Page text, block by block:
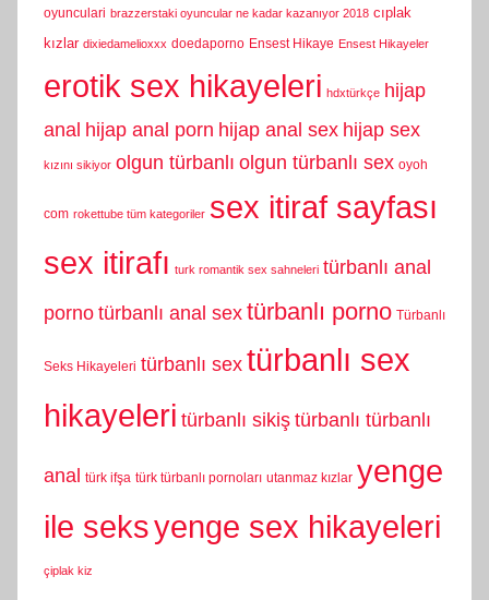
oyunculari brazzerstaki oyuncular ne kadar kazanıyor 2018 cıplak
kızlar dixiedamelioxxx doedaporno Ensest Hikaye Ensest Hikayeler
erotik sex hikayeleri hdxtürkçe hijap
anal hijap anal porn hijap anal sex hijap sex
kızını sikiyor olgun türbanlı olgun türbanlı sex oyoh
com rokettube tüm kategoriler sex itiraf sayfası
sex itirafı turk romantik sex sahneleri türbanlı anal
porno türbanlı anal sex türbanlı porno Türbanlı
Seks Hikayeleri türbanlı sex türbanlı sex
hikayeleri türbanlı sikiş türbanlı türbanlı
anal türk ifşa türk türbanlı pornoları utanmaz kızlar yenge
ile seksyenge sex hikayeleri
çiplak kiz